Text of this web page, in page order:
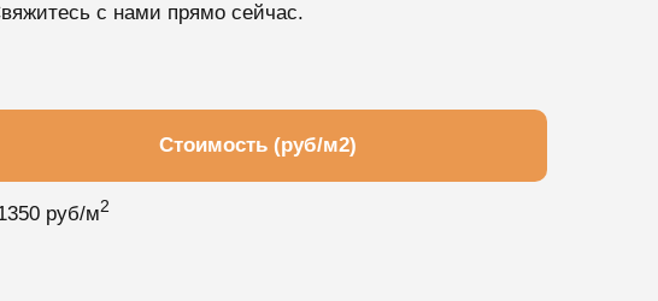
с нами прямо сейчас.
Стоимость (руб/м2)
руб/м2